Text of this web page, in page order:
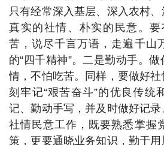
只有经常深入基层、深入农村
真实的社情、朴实的民意。
苦，说尽千言万语，走遍千山
的“四千精神”。二是勤动手。
情，不怕吃苦。同样，要做好
刻牢记“艰苦奋斗”的优良传统
记、勤动手写，并及时做好记
社情民意工作，既要熟悉掌握
策，更要通晓业务知识，勤于用